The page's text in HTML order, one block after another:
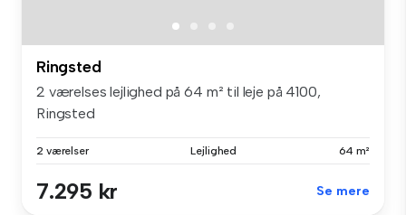
Ringsted
2 værelses lejlighed på 64 m² til leje på 4100,
Ringsted
2 værelser Lejlighed 64 m²
7.295 kr Se mere